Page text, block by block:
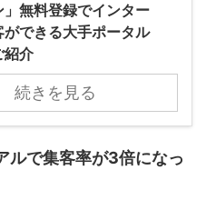
」無料登録でインター
ができる大手ポータル
紹介
続きを見る
で集客率が3倍になっ